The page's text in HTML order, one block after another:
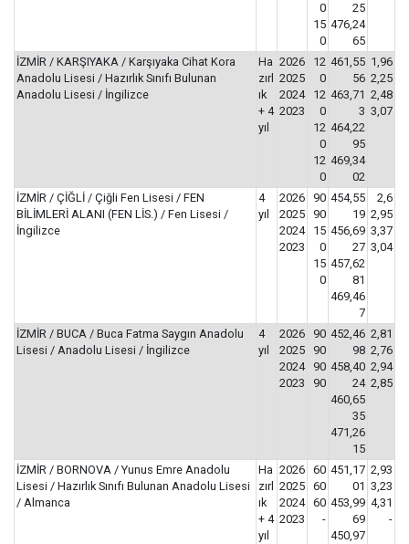
0
15
0
25
476,24
65
İZMİR / KARŞIYAKA / Karşıyaka Cihat Kora
Anadolu Lisesi / Hazırlık Sınıfı Bulunan
Anadolu Lisesi / İngilizce
Ha
zırl
ık
+ 4
yıl
2026
2025
2024
2023
12
0
12
0
12
0
12
0
461,55
56
463,71
3
464,22
95
469,34
02
1,96
2,25
2,48
3,07
İZMİR / ÇİĞLİ / Çiğli Fen Lisesi / FEN
BİLİMLERİ ALANI (FEN LİS.) / Fen Lisesi /
İngilizce
4
yıl
2026
2025
2024
2023
90
90
15
0
15
0
454,55
19
456,69
27
457,62
81
469,46
7
2,6
2,95
3,37
3,04
İZMİR / BUCA / Buca Fatma Saygın Anadolu
Lisesi / Anadolu Lisesi / İngilizce
4
yıl
2026
2025
2024
2023
90
90
90
90
452,46
98
458,40
24
460,65
35
471,26
15
2,81
2,76
2,94
2,85
İZMİR / BORNOVA / Yunus Emre Anadolu
Lisesi / Hazırlık Sınıfı Bulunan Anadolu Lisesi
/ Almanca
Ha
zırl
ık
+ 4
yıl
2026
2025
2024
2023
60
60
60
-
451,17
01
453,99
69
450,97
2,93
3,23
4,31
-